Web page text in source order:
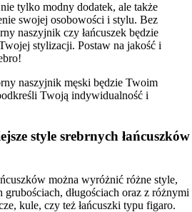
tylko modny dodatek, ale także
swojej osobowości i stylu. Bez
naszyjnik czy łańcuszek będzie
stylizacji. Postaw na jakość i
naszyjnik męski będzie Twoim
Twoją indywidualność i
style srebrnych łańcuszków
można wyróżnić różne style,
grubościach, długościach oraz z różnymi
kule, czy też łańcuszki typu figaro.